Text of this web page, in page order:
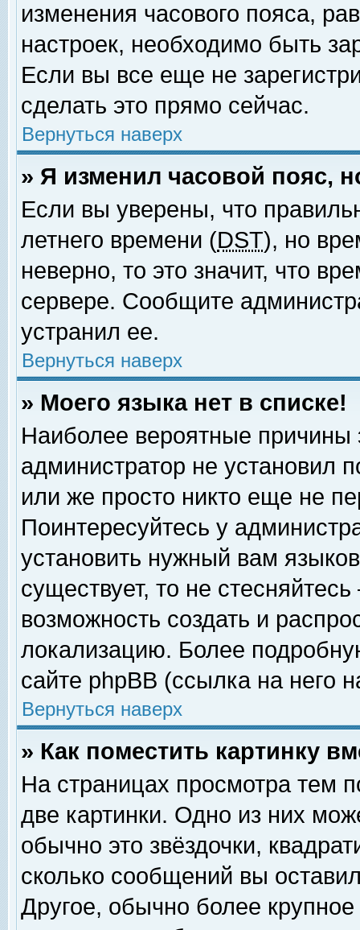
изменения часового пояса,
настроек, необходимо быть
Если вы все еще не
сделать это прямо сейчас.
Вернуться наверх
» Я изменил часовой пояс,
Если вы уверены, что
летнего времени (DST), но
неверно, то это значит, что
сервере. Сообщите
устранил ее.
Вернуться наверх
» Моего языка нет в списке!
Наиболее вероятные причины
администратор не установил
или же просто никто еще не
Поинтересуйтесь у
установить нужный вам
существует, то не
возможность создать и
локализацию. Более
сайте phpBB (ссылка на него
Вернуться наверх
» Как поместить картинку
На страницах просмотра тем
две картинки. Одно из них
обычно это звёздочки,
сколько сообщений вы
Другое, обычно более